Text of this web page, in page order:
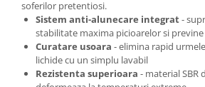
soferilor pretentiosi.
Sistem anti-alunecare integrat-
stabilitate maxima picioarelor si
Curatare usoara - elimina rapid
lichide cu un simplu lavabil
Rezistenta superioara - material SBR